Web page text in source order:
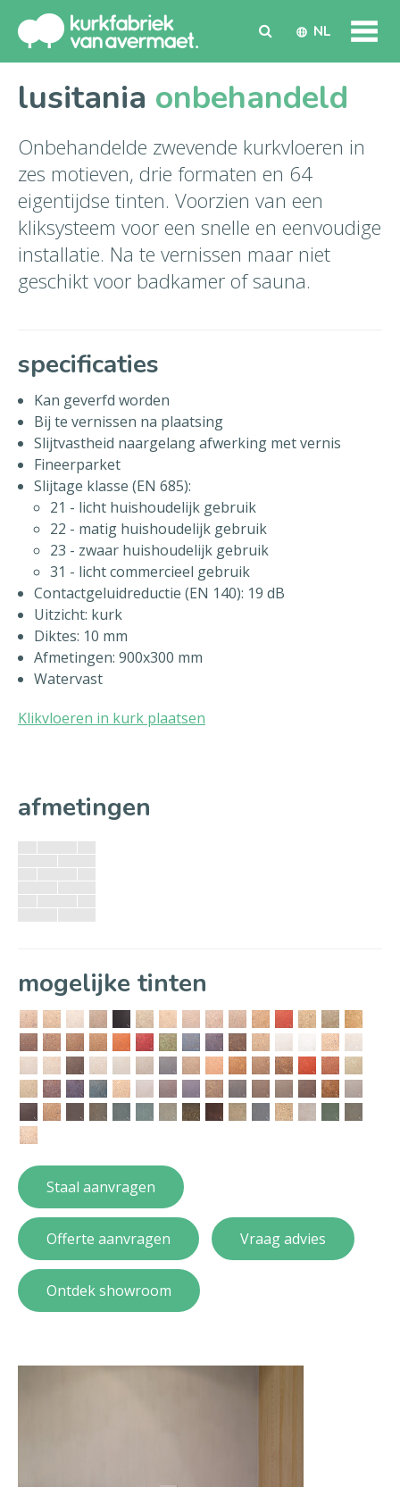
NL
lusitania onbehandeld
Onbehandelde zwevende kurkvloeren in
zes motieven, drie formaten en 64
eigentijdse tinten. Voorzien van een
kliksysteem voor een snelle en eenvoudige
installatie. Na te vernissen maar niet
geschikt voor badkamer of sauna.
specificaties
Kan geverfd worden
Bij te vernissen na plaatsing
Slijtvastheid naargelang afwerking met vernis
Fineerparket
Slijtage klasse (EN 685):
21 - licht huishoudelijk gebruik
22 - matig huishoudelijk gebruik
23 - zwaar huishoudelijk gebruik
31 - licht commercieel gebruik
Contactgeluidreductie (EN 140): 19 dB
Uitzicht: kurk
Diktes: 10 mm
Afmetingen: 900x300 mm
Watervast
Klikvloeren in kurk plaatsen
afmetingen
mogelijke tinten
Staal aanvragen
Offerte aanvragen Vraag advies
Ontdek showroom